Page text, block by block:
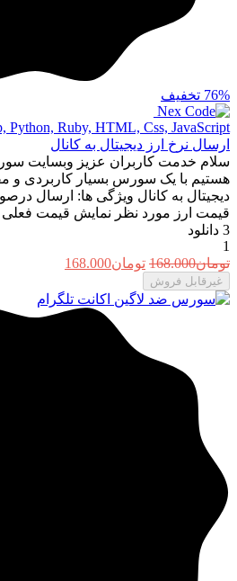
76% تخفیف
Python, Ruby, HTML, Css, JavaScript
ارسال نرخ ارز دیجیتال به کانال
سلام خدمت کاربران عزیز وبسایت
هستیم با یک سورس بسیار کاربردی و
دیجیتال به کانال ویژگی ها: ارسال
قیمت ارز مورد نظر نمایش قیمت
3 دانلود
1
تومان168.000 قیمت
تومان168.000
تومان168.000
تومان168.000.
غیرقابل فروش